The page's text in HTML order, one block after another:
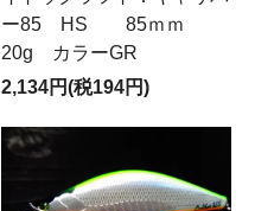
ー85 HS 85ｍｍ
20g カラーGR
2,134円(税194円)